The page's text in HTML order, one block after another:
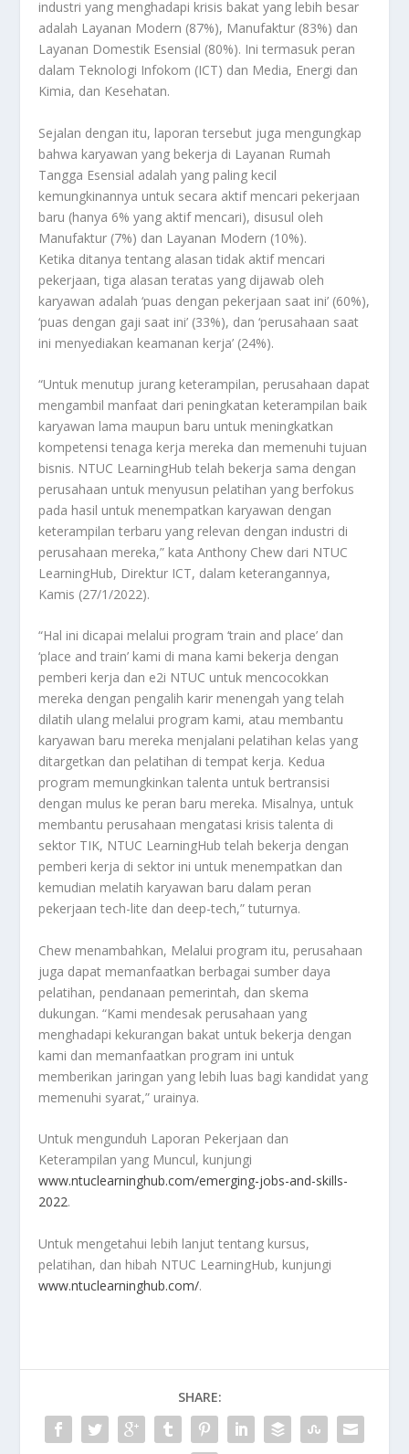
industri yang menghadapi krisis bakat yang lebih besar
adalah Layanan Modern (87%), Manufaktur (83%) dan
Layanan Domestik Esensial (80%). Ini termasuk peran
dalam Teknologi Infokom (ICT) dan Media, Energi dan
Kimia, dan Kesehatan.
Sejalan dengan itu, laporan tersebut juga mengungkap
bahwa karyawan yang bekerja di Layanan Rumah
Tangga Esensial adalah yang paling kecil
kemungkinannya untuk secara aktif mencari pekerjaan
baru (hanya 6% yang aktif mencari), disusul oleh
Manufaktur (7%) dan Layanan Modern (10%).
Ketika ditanya tentang alasan tidak aktif mencari
pekerjaan, tiga alasan teratas yang dijawab oleh
karyawan adalah ‘puas dengan pekerjaan saat ini’ (60%),
‘puas dengan gaji saat ini’ (33%), dan ‘perusahaan saat
ini menyediakan keamanan kerja’ (24%).
“Untuk menutup jurang keterampilan, perusahaan dapat
mengambil manfaat dari peningkatan keterampilan baik
karyawan lama maupun baru untuk meningkatkan
kompetensi tenaga kerja mereka dan memenuhi tujuan
bisnis. NTUC LearningHub telah bekerja sama dengan
perusahaan untuk menyusun pelatihan yang berfokus
pada hasil untuk menempatkan karyawan dengan
keterampilan terbaru yang relevan dengan industri di
perusahaan mereka,” kata Anthony Chew dari NTUC
LearningHub, Direktur ICT, dalam keterangannya,
Kamis (27/1/2022).
“Hal ini dicapai melalui program ‘train and place’ dan
‘place and train’ kami di mana kami bekerja dengan
pemberi kerja dan e2i NTUC untuk mencocokkan
mereka dengan pengalih karir menengah yang telah
dilatih ulang melalui program kami, atau membantu
karyawan baru mereka menjalani pelatihan kelas yang
ditargetkan dan pelatihan di tempat kerja. Kedua
program memungkinkan talenta untuk bertransisi
dengan mulus ke peran baru mereka. Misalnya, untuk
membantu perusahaan mengatasi krisis talenta di
sektor TIK, NTUC LearningHub telah bekerja dengan
pemberi kerja di sektor ini untuk menempatkan dan
kemudian melatih karyawan baru dalam peran
pekerjaan tech-lite dan deep-tech,” tuturnya.
Chew menambahkan, Melalui program itu, perusahaan
juga dapat memanfaatkan berbagai sumber daya
pelatihan, pendanaan pemerintah, dan skema
dukungan. “Kami mendesak perusahaan yang
menghadapi kekurangan bakat untuk bekerja dengan
kami dan memanfaatkan program ini untuk
memberikan jaringan yang lebih luas bagi kandidat yang
memenuhi syarat,” urainya.
Untuk mengunduh Laporan Pekerjaan dan
Keterampilan yang Muncul, kunjungi
www.ntuclearninghub.com/emerging-jobs-and-skills-
2022.
Untuk mengetahui lebih lanjut tentang kursus,
pelatihan, dan hibah NTUC LearningHub, kunjungi
www.ntuclearninghub.com/.
SHARE: